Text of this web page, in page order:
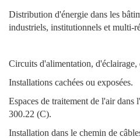
Distribution d'énergie dans les
industriels, institutionnels et multi-
Circuits d'alimentation, d'éclairage,
Installations cachées ou exposées.
Espaces de traitement de l'air
300.22 (C).
Installation dans le chemin de